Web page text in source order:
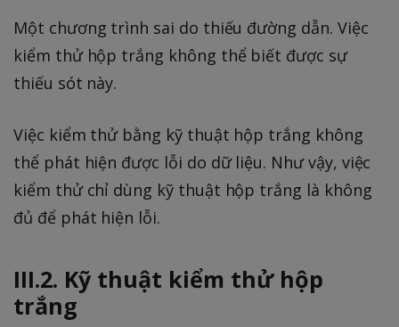
Một chương trình sai do thiếu đường dẫn. Việc
kiểm thử hộp trắng không thể biết được sự
thiếu sót này.
Việc kiểm thử bằng kỹ thuật hộp trắng không
thể phát hiện được lỗi do dữ liệu. Như vậy, việc
kiểm thử chỉ dùng kỹ thuật hộp trắng là không
đủ để phát hiện lỗi.
III.2. Kỹ thuật kiểm thử hộp
trắng